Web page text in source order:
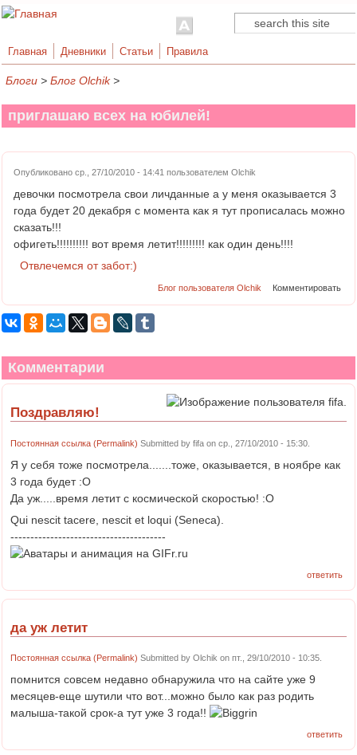
Форма поиска
Поиск
Главная Дневники Статьи Правила
Блоги > Блог Olchik>
приглашаю всех на юбилей!
Опубликовано ср., 27/10/2010 - 14:41 пользователем Olchik
девочки посмотрела свои личданные а у меня оказывается 3
года будет 20 декабря с момента как я тут прописалась можно
сказать!!!
офигеть!!!!!!!!!! вот время летит!!!!!!!!! как один день!!!!
Отвлечемся от забот:)
Блог пользователя Olchik Комментировать
Комментарии
Поздравляю!
Постоянная ссылка (Permalink) Submitted by fifa on ср., 27/10/2010 - 15:30.
Я у себя тоже посмотрела.......тоже, оказывается, в ноябре как
3 года будет :O
Да уж.....время летит с космической скоростью! :O
Qui nescit tacere, nescit et loqui (Seneca).
---------------------------------------
ответить
да уж летит
Постоянная ссылка (Permalink) Submitted by Olchik on пт., 29/10/2010 - 10:35.
помнится совсем недавно обнаружила что на сайте уже 9
месяцев-еще шутили что вот...можно было как раз родить
малыша-такой срок-а тут уже 3 года!!
ответить